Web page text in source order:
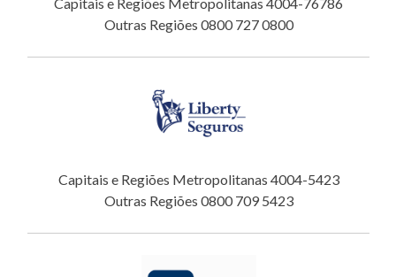
Capitais e Regiões Metropolitanas 4004-76786
Outras Regiões 0800 727 0800
Capitais e Regiões Metropolitanas 4004-5423
Outras Regiões 0800 709 5423